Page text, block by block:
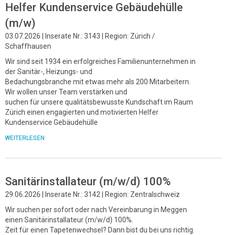
Helfer Kundenservice Gebäudehülle
(m/w)
03.07.2026 | Inserate Nr.: 3143 | Region: Zürich /
Schaffhausen
Wir sind seit 1934 ein erfolgreiches Familienunternehmen in
der Sanitär-, Heizungs- und
Bedachungsbranche mit etwas mehr als 200 Mitarbeitern.
Wir wollen unser Team verstärken und
suchen für unsere qualitätsbewusste Kundschaft im Raum
Zürich einen engagierten und motivierten Helfer
Kundenservice Gebäudehülle
WEITERLESEN
Sanitärinstallateur (m/w/d) 100%
29.06.2026 | Inserate Nr.: 3142 | Region: Zentralschweiz
Wir suchen per sofort oder nach Vereinbarung in Meggen
einen Sanitärinstallateur (m/w/d) 100%.
Zeit für einen Tapetenwechsel? Dann bist du bei uns richtig.